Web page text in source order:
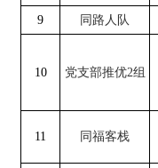
9 同路人队
10 党支部推优2组
11 同福客栈